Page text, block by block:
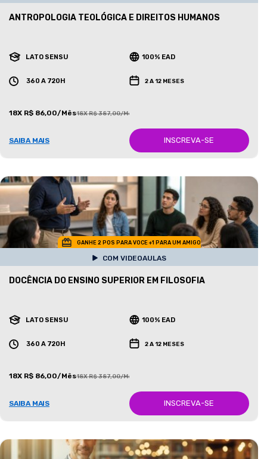
ANTROPOLOGIA TEOLÓGICA E DIREITOS HUMANOS
LATO SENSU 100% EAD
360 A 720H 2 A 12 MESES
18X R$ 86,00/Mês18X R$ 387,00/Mês
SAIBA MAIS INSCREVA-SE
GANHE 2 POS PARA VOCE +1 PARA UM AMIGO
COM VIDEOAULAS
DOCÊNCIA DO ENSINO SUPERIOR EM FILOSOFIA
LATO SENSU 100% EAD
360 A 720H 2 A 12 MESES
18X R$ 86,00/Mês18X R$ 387,00/Mês
SAIBA MAIS INSCREVA-SE